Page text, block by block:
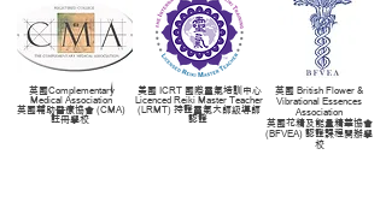
英國Complementary
Medical Association
英國輔助醫療協會 (CMA)
註冊學校
美國 ICRT 國際靈氣培訓中心
Licenced Reiki Master Teacher
(LRMT) 持證靈氣大師級導師
認證
英國 British Flower &
Vibrational Essences
Association
英國花精及能量精華協會
(BFVEA) 認證課程開辦學
校